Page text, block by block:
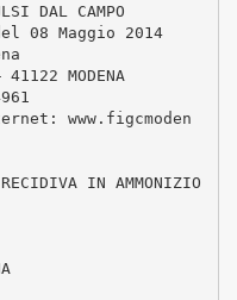
DAL CAMPO
08 Maggio 2014
MODENA
www.figcmoden
IN AMMONIZIO